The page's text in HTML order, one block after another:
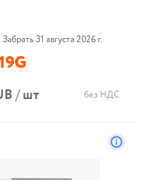
Забрать 31 августа 2026 г.
/шт без НДС